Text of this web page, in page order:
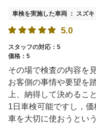
車検を実施した車両 ： スズキ
5.0
スタッフの対応：5
価格：5
その場で検査の内容を
お客側の事情や要望を
上、納得して決めるこ
1日車検可能ですし，価
車を大切に使おうとい